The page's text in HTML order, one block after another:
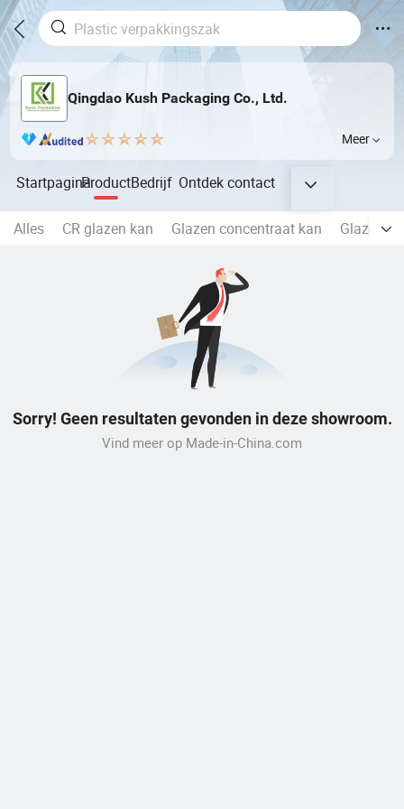
Qingdao Kush Packaging Co., Ltd.
Meer
StartpaginaProductBedrijf Ontdekcontact
Alles CR glazen kan Glazen concentraat kan Glazen
Sorry! Geen resultaten gevonden in deze showroom.
Vind meer op Made-in-China.com